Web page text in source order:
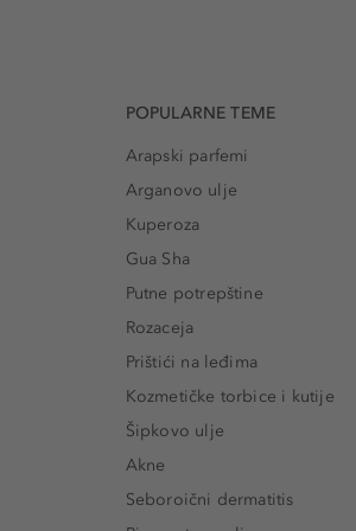
POPULARNE TEME
Arapski parfemi
Arganovo ulje
Kuperoza
Gua Sha
Putne potrepštine
Rozaceja
Prištići na leđima
Kozmetičke torbice i kutije
Šipkovo ulje
Akne
Seboroični dermatitis